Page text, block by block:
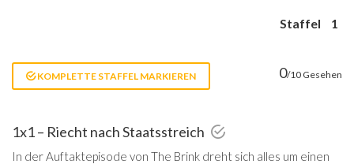
Staffel 1
KOMPLETTE STAFFEL MARKIEREN 0/10 Gesehen
1x1 – Riecht nach Staatsstreich
In der Auftaktepisode von The Brink dreht sich alles um einen